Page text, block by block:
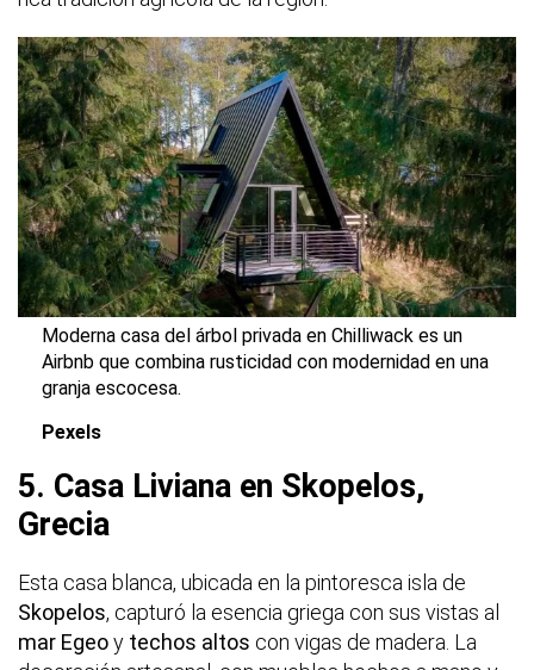
Moderna casa del árbol privada en Chilliwack es un
Airbnb que combina rusticidad con modernidad en una
granja escocesa.
Pexels
5. Casa Liviana en Skopelos,
Grecia
Esta casa blanca, ubicada en la pintoresca isla de
Skopelos, capturó la esencia griega con sus vistas al
mar Egeoy techos altos con vigas de madera. La